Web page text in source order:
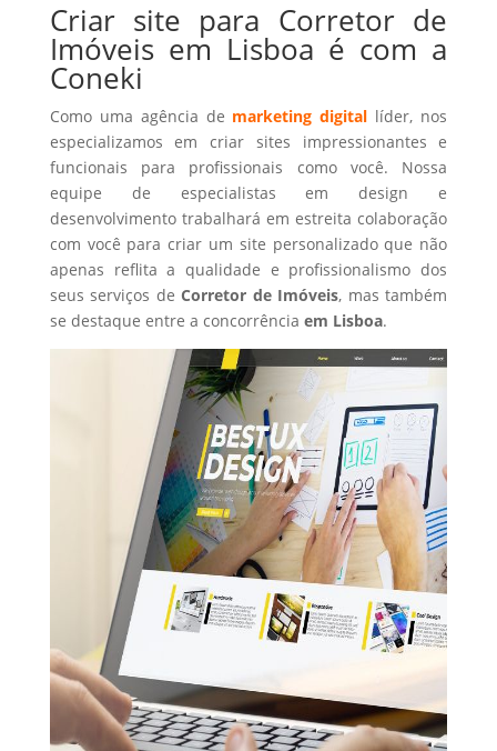
Criar site para Corretor de
Imóveis em Lisboa é com a
Coneki
Como uma agência de marketing digital líder, nos
especializamos em criar sites impressionantes e
funcionais para profissionais como você. Nossa
equipe de especialistas em design e
desenvolvimento trabalhará em estreita colaboração
com você para criar um site personalizado que não
apenas reflita a qualidade e profissionalismo dos
seus serviços deCorretor de Imóveis, mas também
se destaque entre a concorrência em Lisboa.